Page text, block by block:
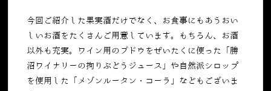
今回ご紹介した果実酒だけでなく、お食事にもあうおい
しいお酒をたくさんご用意しています。もちろん、お酒
以外も充実。ワイン用のブドウをぜいたくに使った「勝
沼ワイナリーの拘りぶどうジュース」や自然派シロップ
を使用した「メゾンルータン・コーラ」などもございま